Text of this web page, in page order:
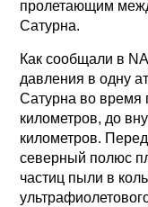
пролетающим
Сатурна.
Как сообщали в
давления в одну
Сатурна во время
километров, до
километров.
северный полюс
частиц пыли в